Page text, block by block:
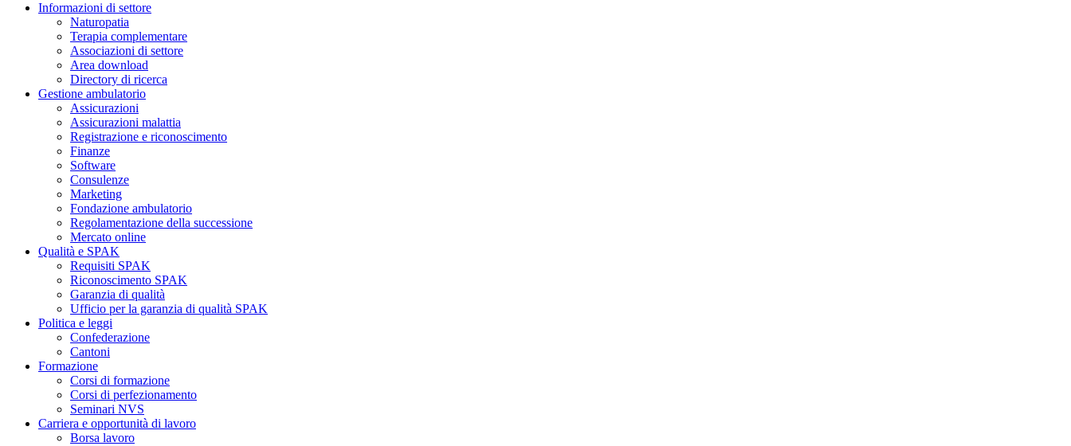
Informazioni di settore
Naturopatia
Terapia complementare
Associazioni di settore
Area download
Directory di ricerca
Gestione ambulatorio
Assicurazioni
Assicurazioni malattia
Registrazione e riconoscimento
Finanze
Software
Consulenze
Marketing
Fondazione ambulatorio
Regolamentazione della successione
Mercato online
Qualità e SPAK
Requisiti SPAK
Riconoscimento SPAK
Garanzia di qualità
Ufficio per la garanzia di qualità SPAK
Politica e leggi
Confederazione
Cantoni
Formazione
Corsi di formazione
Corsi di perfezionamento
Seminari NVS
Carriera e opportunità di lavoro
Borsa lavoro